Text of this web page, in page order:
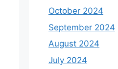
October 2024
September 2024
August 2024
July 2024